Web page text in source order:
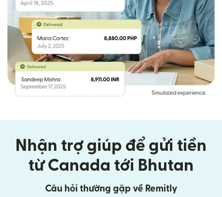
Nhận trợ giúp để gửi tiền
từ Canada tới Bhutan
Câu hỏi thường gặp về Remitly